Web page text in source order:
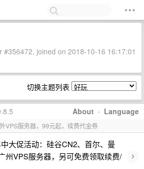
#356472, joined on 2018-10-16 16:17:01
切换主题列表
About · Language
VPS服务器，99元起，续费代金券
大促活动：硅谷CN2、首尔、曼
州VPS服务器，另可免费领取续费/
›